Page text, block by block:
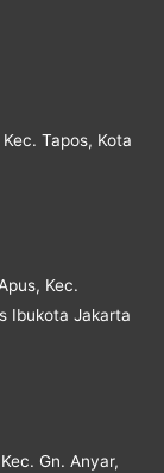
Tapos, Kota
Kec.
Ibukota Jakarta
Gn. Anyar,